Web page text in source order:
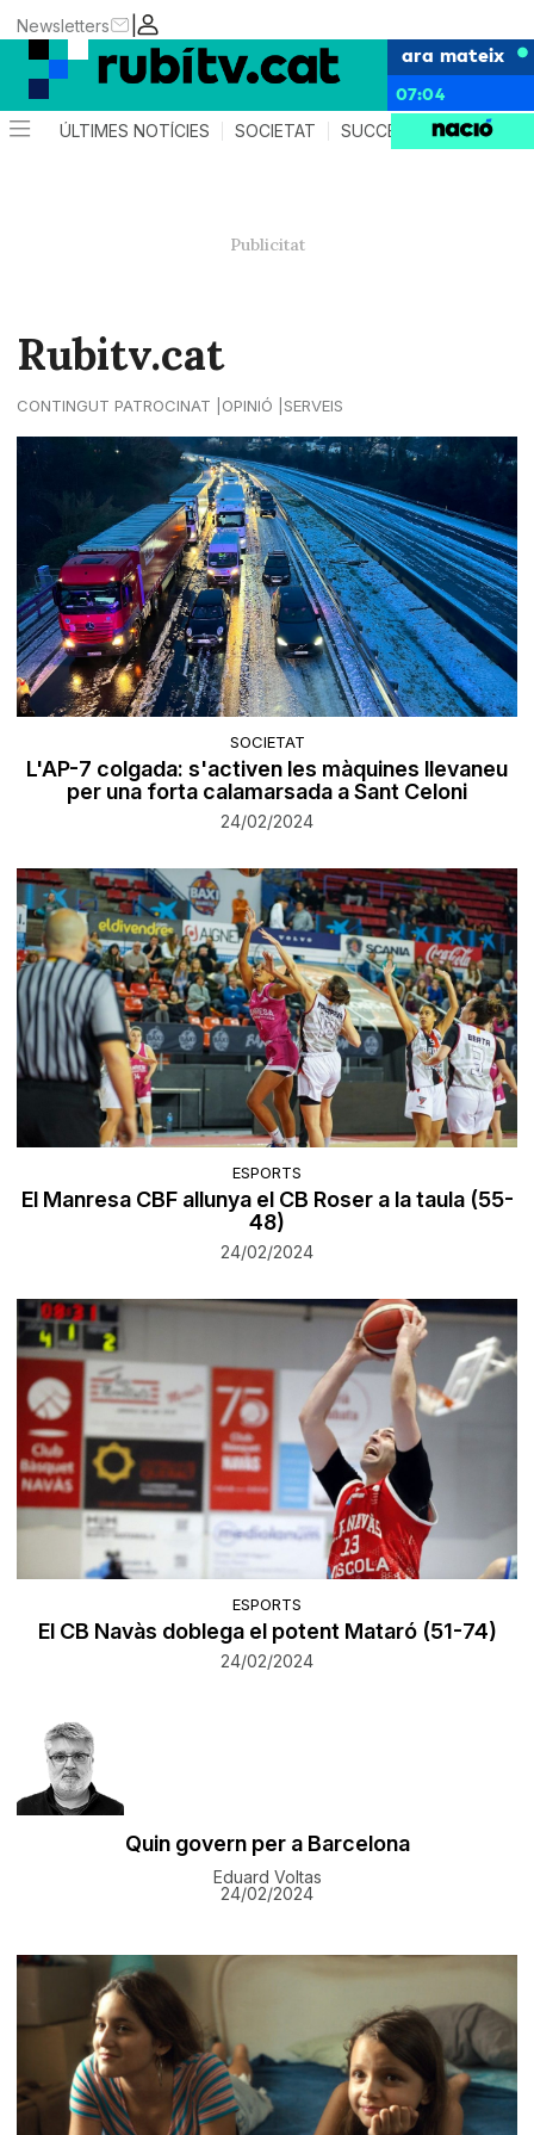
|
Newsletters
ara mateix
07:04
ÚLTIMES NOTÍCIES SOCIETAT SUCCESSOS
Rubitv.cat
CONTINGUT PATROCINAT OPINIÓ SERVEIS
SOCIETAT
L'AP-7 colgada: s'activen les màquines llevaneu
per una forta calamarsada a Sant Celoni
24/02/2024
ESPORTS
El Manresa CBF allunya el CB Roser a la taula (55-
48)
24/02/2024
ESPORTS
El CB Navàs doblega el potent Mataró (51-74)
24/02/2024
​Quin govern per a Barcelona
Eduard Voltas
24/02/2024